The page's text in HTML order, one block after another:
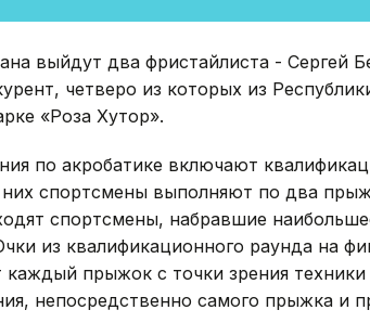
выйдут два фристайлиста - Сергей
четверо из которых из
«Роза Хутор».
по акробатике включают
спортсмены выполняют по два
спортсмены, набравшие
из квалификационного раунда на
прыжок с точки зрения
непосредственно самого прыжка и